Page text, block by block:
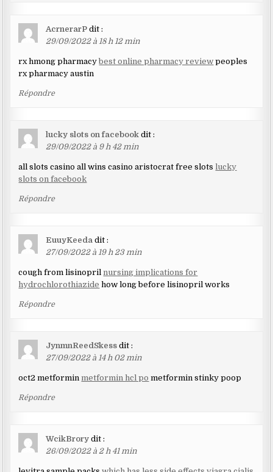
AcrnerarP dit :
29/09/2022 à 18 h 12 min
rx hmong pharmacybest online pharmacy review peoples
rx pharmacy austin
Répondre
lucky slots on facebook dit :
29/09/2022 à 9 h 42 min
all slots casino all wins casino aristocrat free slots lucky
slots on facebook
Répondre
EuuyKeeda dit :
27/09/2022 à 19 h 23 min
cough from lisinopril nursing implications for
hydrochlorothiazide how long before lisinopril works
Répondre
JynmnReedSkess dit :
27/09/2022 à 14 h 02 min
oct2 metformin metformin hcl po metformin stinky poop
Répondre
WcikBrory dit :
26/09/2022 à 2 h 41 min